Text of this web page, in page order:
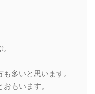
多いと思います。
もいます。